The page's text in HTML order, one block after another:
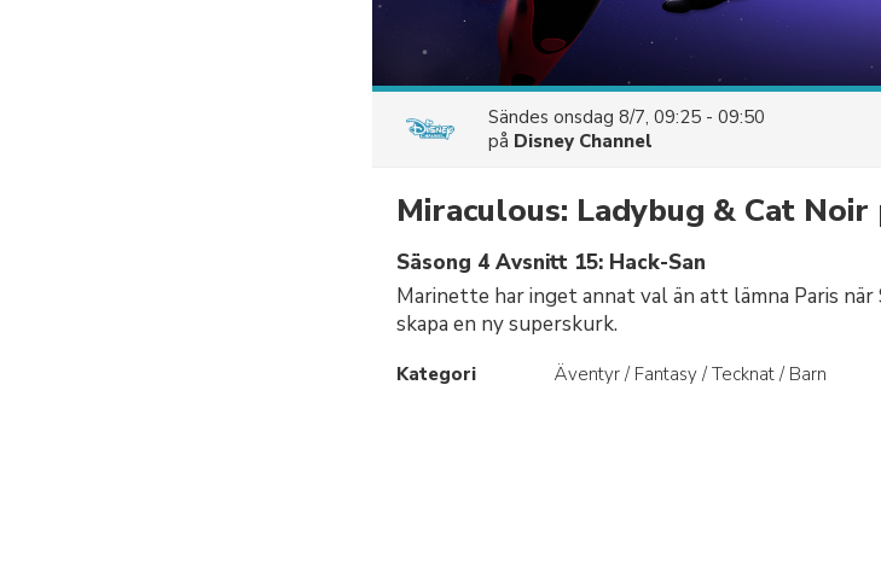
Sändes onsdag 8/7, 09:25 - 09:50
på Disney Channel
Miraculous: Ladybug & Cat
Säsong 4 Avsnitt 15: Hack-San
Marinette har inget annat val än att lämna Paris
skapa en ny superskurk.
Kategori Äventyr / Fantasy / Tecknat / Barn